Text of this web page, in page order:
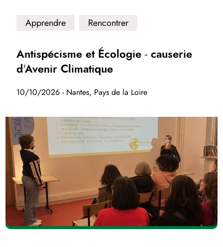
Apprendre Rencontrer
Antispécisme et Écologie - causerie
d'Avenir Climatique
10/10/2026 - Nantes, Pays de la Loire